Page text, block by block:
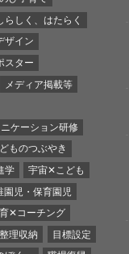
らしく、はたらく
ザイン
スター
メディア掲載等
ケーション研修
ものつぶやき
学
宇宙✕こども
園児・保育園児
✕コーチング
整理収納
目標設定